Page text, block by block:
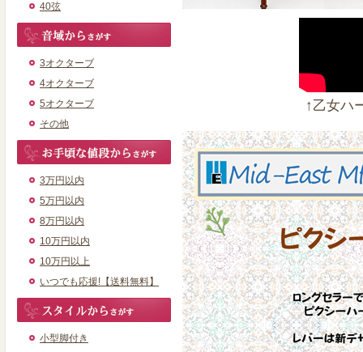
40弦
3オクターブ
4オクターブ
5オクターブ
その他
3万円以内
5万円以内
8万円以内
10万円以内
10万円以上
いつでも応援!【送料無料】
小型脚付き
↑乙女ハ